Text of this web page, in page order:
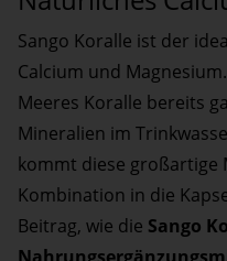
Sango Koralle ist der
Calcium und
Meeres Koralle bereits
Mineralien im
kommt diese großartige
Kombination in die
Beitrag, wie die Sango